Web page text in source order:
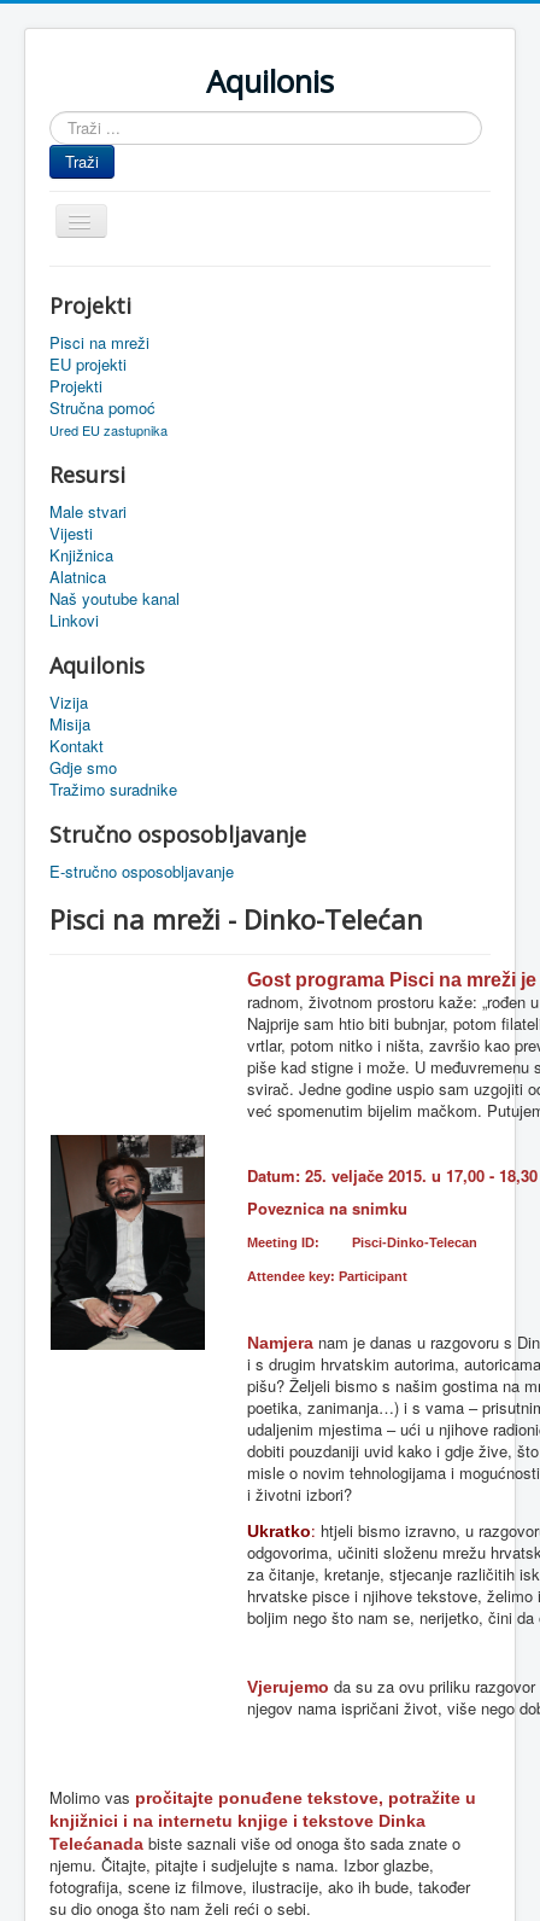
Aquilonis
Traži
...
Traži
Prikaz/Sakrivanje
navigacije
Upravljanje znanjem
Obrazovanje
Upravljanje projektima
Oaza
Sistemski alati
eMapa
Projekti
Pisci na mreži
EU projekti
Projekti
Stručna pomoć
Ured EU zastupnika
Resursi
Male stvari
Vijesti
Knjižnica
Alatnica
Naš youtube kanal
Linkovi
Aquilonis
Vizija
Misija
Kontakt
Gdje smo
Tražimo suradnike
Stručno osposobljavanje
E-stručno osposobljavanje
Pisci na mreži - Dinko-Telećan
Gost programa Pisci na mreži
radnom, životnom prostoru kaže:
Najprije sam htio biti bubnjar, potom
vrtlar, potom nitko i ništa, završio kao
piše kad stigne i može. U
svirač. Jedne godine uspio sam uzgojiti
već spomenutim bijelim mačkom.
Datum: 25. veljače 2015. u 17,00 - 18,30
Poveznica na snimku
Meeting ID: Pisci-Dinko-Telecan
Attendee key: Participant
Namjera nam je danas u razgovoru s
i s drugim hrvatskim autorima,
pišu? Željeli bismo s našim gostima na
poetika, zanimanja…) i s vama –
udaljenim mjestima – ući u njihove
dobiti pouzdaniji uvid kako i gdje žive,
misle o novim tehnologijama i
i životni izbori?
Ukratko: htjeli bismo izravno, u
odgovorima, učiniti složenu mrežu
za čitanje, kretanje, stjecanje različitih
hrvatske pisce i njihove tekstove,
boljim nego što nam se, nerijetko, čini da
Vjerujemo da su za ovu priliku
njegov nama ispričani život, više nego
Molimo vas pročitajte ponuđene tekstove, potražite u
knjižnici i na internetu knjige i tekstove Dinka
Telećanada biste saznali više od onoga što sada znate o
njemu. Čitajte, pitajte i sudjelujte s nama. Izbor glazbe,
fotografija, scene iz filmove, ilustracije, ako ih bude, također
su dio onoga što nam želi reći o sebi.